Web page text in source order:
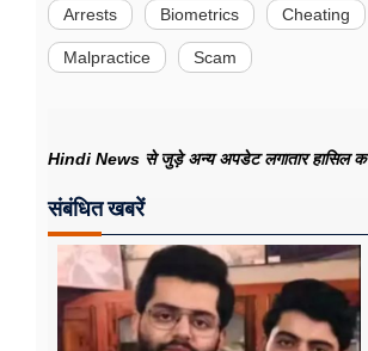
Arrests Biometrics Cheating
Malpractice Scam
Hindi News से जुड़े अन्य अपडेट लगातार हासिल
संबंधित खबरें